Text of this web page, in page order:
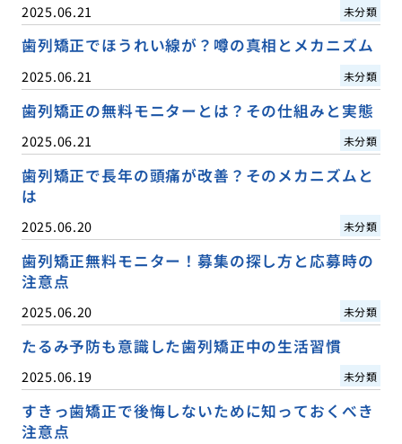
2025.06.21 未分類
歯列矯正でほうれい線が？噂の真相とメカニズム
2025.06.21 未分類
歯列矯正の無料モニターとは？その仕組みと実態
2025.06.21 未分類
歯列矯正で長年の頭痛が改善？そのメカニズムと
は
2025.06.20 未分類
歯列矯正無料モニター！募集の探し方と応募時の
注意点
2025.06.20 未分類
たるみ予防も意識した歯列矯正中の生活習慣
2025.06.19 未分類
すきっ歯矯正で後悔しないために知っておくべき
注意点